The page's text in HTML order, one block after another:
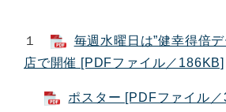
１
毎週水曜日は”健幸得倍
店で開催 [PDFファイル／186KB]
ポスター [PDFファイル／